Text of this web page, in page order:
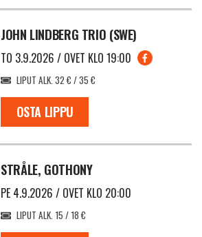
JOHN LINDBERG TRIO (SWE)
TO 3.9.2026 / OVET KLO 19:00
LIPUT ALK. 32 € / 35 €
OSTA LIPPU
STRÅLE, GOTHONY
PE 4.9.2026 / OVET KLO 20:00
LIPUT ALK. 15 / 18 €